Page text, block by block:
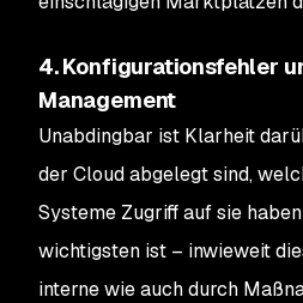
4. Konfigurationsfehler
Management
Unabdingbar ist Klarheit
der Cloud abgelegt sind,
Systeme Zugriff auf sie
wichtigsten ist – inwieweit
interne wie auch durch